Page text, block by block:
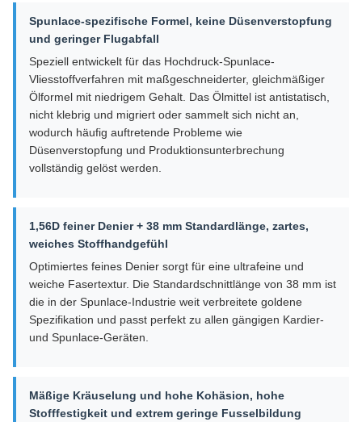
Spunlace-spezifische Formel, keine Düsenverstopfung
und geringer Flugabfall
Speziell entwickelt für das Hochdruck-Spunlace-
Vliesstoffverfahren mit maßgeschneiderter, gleichmäßiger
Ölformel mit niedrigem Gehalt. Das Ölmittel ist antistatisch,
nicht klebrig und migriert oder sammelt sich nicht an,
wodurch häufig auftretende Probleme wie
Düsenverstopfung und Produktionsunterbrechung
vollständig gelöst werden.
1,56D feiner Denier + 38 mm Standardlänge, zartes,
weiches Stoffhandgefühl
Optimiertes feines Denier sorgt für eine ultrafeine und
weiche Fasertextur. Die Standardschnittlänge von 38 mm ist
die in der Spunlace-Industrie weit verbreitete goldene
Spezifikation und passt perfekt zu allen gängigen Kardier-
und Spunlace-Geräten.
Mäßige Kräuselung und hohe Kohäsion, hohe
Stofffestigkeit und extrem geringe Fusselbildung